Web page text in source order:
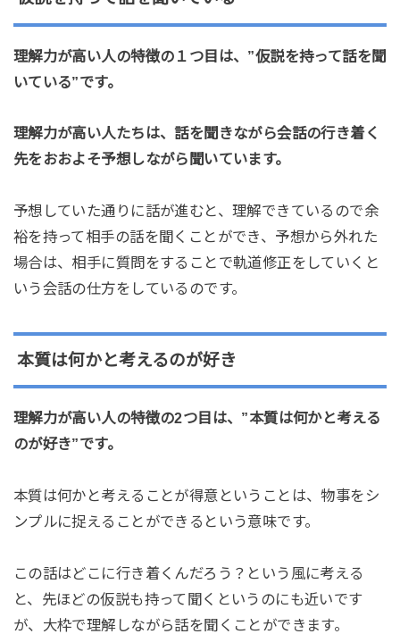
理解力が高い人の特徴の１つ目は、”仮説を持って話を聞
いている”です。
理解力が高い人たちは、話を聞きながら会話の行き着く
先をおおよそ予想しながら聞いています。
予想していた通りに話が進むと、理解できているので余
裕を持って相手の話を聞くことができ、予想から外れた
場合は、相手に質問をすることで軌道修正をしていくと
いう会話の仕方をしているのです。
本質は何かと考えるのが好き
理解力が高い人の特徴の2つ目は、”本質は何かと考える
のが好き”です。
本質は何かと考えることが得意ということは、物事をシ
ンプルに捉えることができるという意味です。
この話はどこに行き着くんだろう？という風に考える
と、先ほどの仮説も持って聞くというのにも近いです
が、大枠で理解しながら話を聞くことができます。